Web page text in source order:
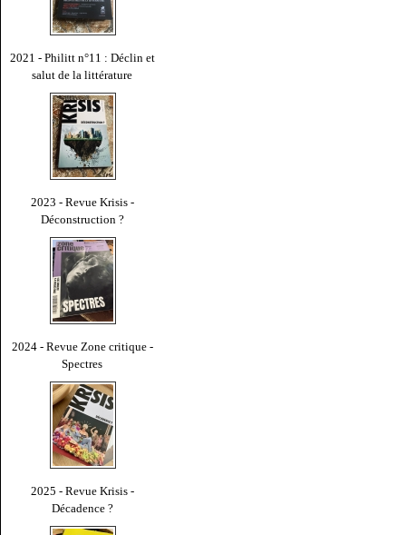
2021 - Philitt n°11 : Déclin et
salut de la littérature
2023 - Revue Krisis -
Déconstruction ?
2024 - Revue Zone critique -
Spectres
2025 - Revue Krisis -
Décadence ?